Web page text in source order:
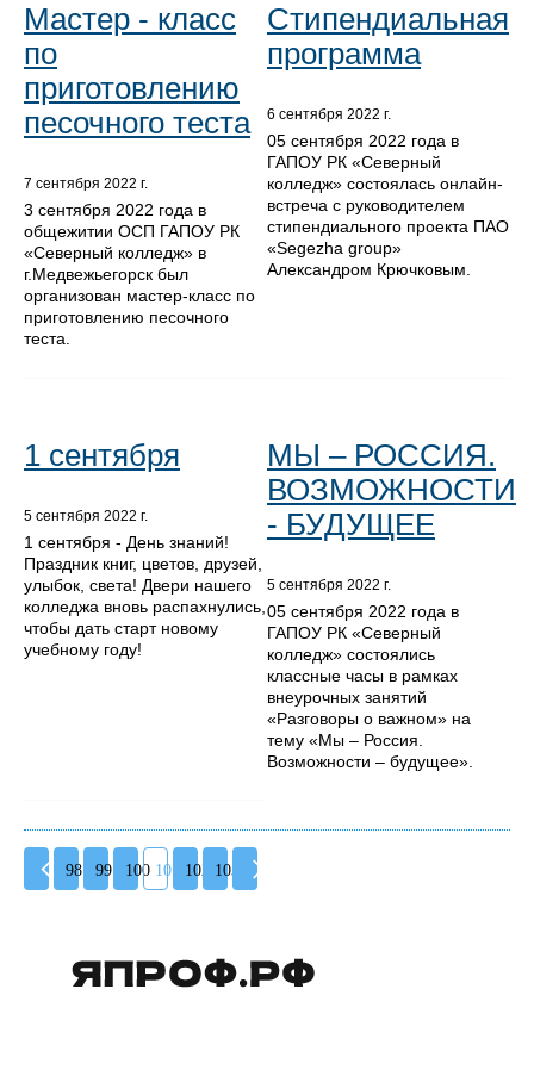
Мастер - класс
по
приготовлению
песочного теста
7 сентября 2022 г.
3 сентября 2022 года в
общежитии ОСП ГАПОУ РК
«Северный колледж» в
г.Медвежьегорск был
организован мастер-класс по
приготовлению песочного
теста.
Стипендиальная
программа
6 сентября 2022 г.
05 сентября 2022 года в
ГАПОУ РК «Северный
колледж» состоялась онлайн-
встреча с руководителем
стипендиального проекта ПАО
«Segezha group»
Александром Крючковым.
1 сентября
5 сентября 2022 г.
1 сентября - День знаний!
Праздник книг, цветов, друзей,
улыбок, света! Двери нашего
колледжа вновь распахнулись,
чтобы дать старт новому
учебному году!
МЫ – РОССИЯ.
ВОЗМОЖНОСТИ
- БУДУЩЕЕ
5 сентября 2022 г.
05 сентября 2022 года в
ГАПОУ РК «Северный
колледж» состоялись
классные часы в рамках
внеурочных занятий
«Разговоры о важном» на
тему «Мы – Россия.
Возможности – будущее».
98 99 100 101 102 103